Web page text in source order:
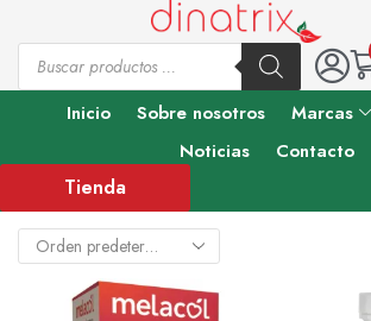
Inicio Sobre nosotros Marcas
Noticias
Contacto
Tienda